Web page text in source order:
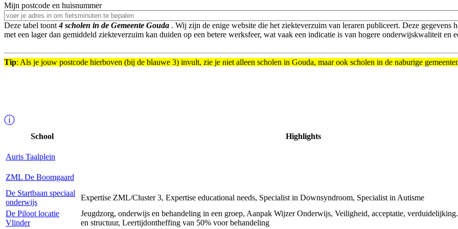
Mijn postcode en huisnummer
Deze tabel toont4 scholen in de Gemeente Gouda . Wij zijn de enige website die het ziekteverzuim van leraren publiceert. Deze
met een lager dan gemiddeld ziekteverzuim kan duiden op een betere werksfeer, wat vaak een indicatie is van hogere onderwijskwaliteit en
Tip: Als je jouw postcode hierboven (bij de blauwe 3) invult, zie je niet alleen scholen in Gouda, maar ook scholen in de naburige
ⓘ
School Highlights
Auris Taalplein
ZML De Boomgaard
De Startbaan speciaal
onderwijs
Expertise ZML/Cluster 3, Expertise educational needs, Specialist in Downsyndroom, Specialist in Autisme
De Piloot locatie
Vlinder
Jeugdzorg, onderwijs en behandeling in een groep, Aanpak Wijzer Onderwijs, Veiligheid, acceptatie,
en structuur, Leertijdontheffing van 50% voor behandeling